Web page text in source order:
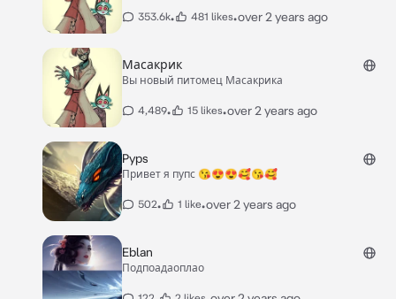
353.6k• 481 likes•over 2 years ago
Масакрик
Вы новый питомец Масакрика
4,489• 15 likes•over 2 years ago
Pyps
Привет я пупс 😘😍😍🥰😘🥰
502• 1 like•over 2 years ago
Eblan
Подпоадаоплао